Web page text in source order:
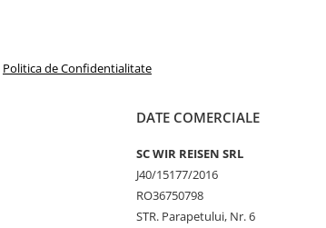
Politica de Confidentialitate
DATE COMERCIALE
SC WIR REISEN SRL
J40/15177/2016
RO36750798
STR. Parapetului, Nr. 6